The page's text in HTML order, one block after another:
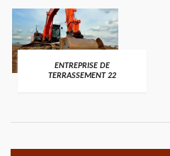
ENTREPRISE DE
TERRASSEMENT 22